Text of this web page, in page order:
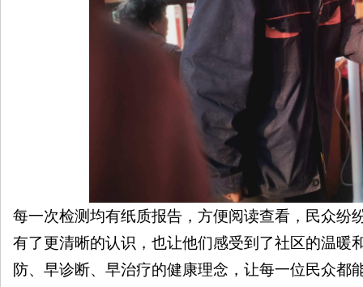
每一次检测均有纸质报告，方便阅读查看，民众纷
有了更清晰的认识，也让他们感受到了社区的温暖
防、早诊断、早治疗的健康理念，让每一位民众都